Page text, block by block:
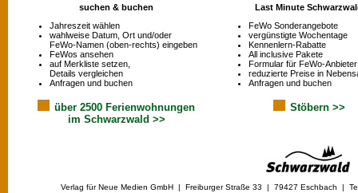
suchen & buchen
Jahreszeit wählen
wahlweise Datum, Ort und/oder
FeWo-Namen (oben-rechts) eingeben
FeWos ansehen
auf Merkliste setzen,
Details vergleichen
Anfragen und buchen
über 2500 Ferienwohnungen
im Schwarzwald >>
Last Minute
FeWo Sonderangebote
vergünstigte Wochentage
Kennenlern-Rabatte
All inclusive Pakete
Formular für FeWo-Anbieter
reduzierte Preise in
Anfragen und buchen
Stöbern >>
Verlag für Neue Medien GmbH | Freiburger Straße 33 | 79427 Eschbach |